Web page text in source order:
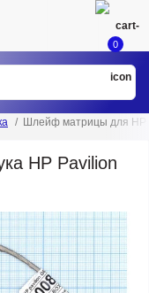
0
Шлейф матрицы для HP
HP Pavilion